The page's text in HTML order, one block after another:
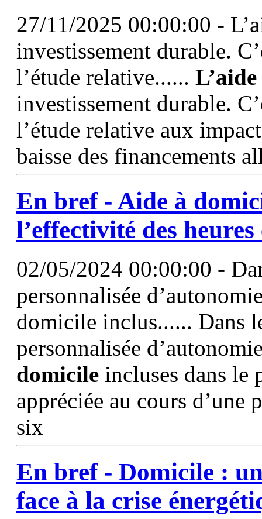
27/11/2025 00:00:00 -
investissement durable.
l’étude relative...... L’aide
investissement durable.
l’étude relative aux
baisse des financements
En bref - Aide à
l’effectivité des
02/05/2024 00:00:00 -
personnalisée
domicile inclus...... Dans
personnalisée
domicile incluses dans le
appréciée au cours d’une
six
En bref - Domicile :
face à la crise